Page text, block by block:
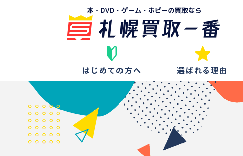
はじめての方へ 選ばれる理由